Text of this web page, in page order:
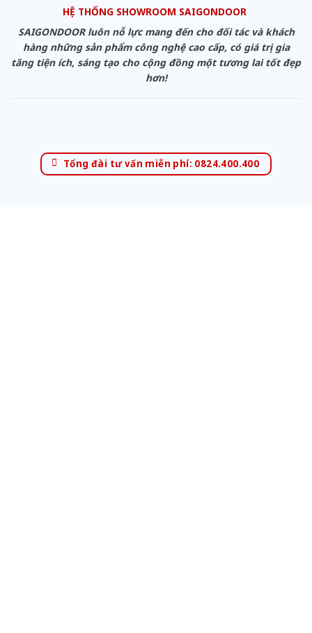
HỆ THỐNG SHOWROOM SAIGONDOOR
SAIGONDOOR luôn nỗ lực mang đến cho đối tác và khách
hàng những sản phẩm công nghệ cao cấp, có giá trị gia
tăng tiện ích, sáng tạo cho cộng đồng một tương lai tốt đẹp
hơn!
Tổng đài tư vấn miễn phí: 0824.400.400